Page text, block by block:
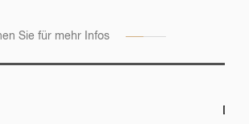
Sie für mehr Infos
D-